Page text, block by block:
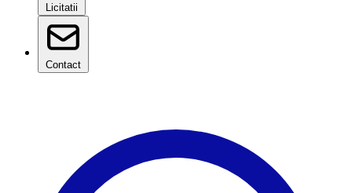
Licitatii
Contact